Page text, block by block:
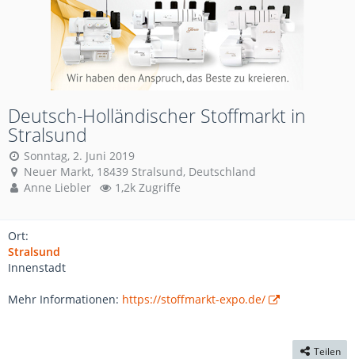
Deutsch-Holländischer Stoffmarkt in
Stralsund
Sonntag, 2. Juni 2019
Neuer Markt, 18439 Stralsund, Deutschland
Anne Liebler
1,2k Zugriffe
Ort:
Stralsund
Innenstadt
Mehr Informationen: https://stoffmarkt-expo.de/
Teilen